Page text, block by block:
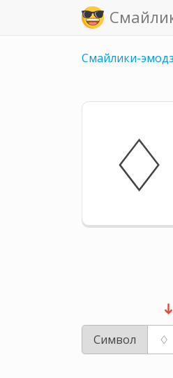
Смайлики-
♢
Символ